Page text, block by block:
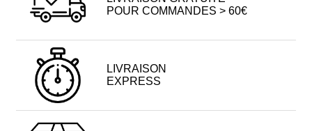
POUR COMMANDES > 60€
LIVRAISON
EXPRESS